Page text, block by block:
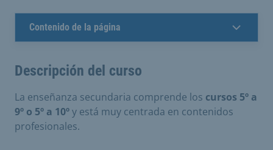
Contenido de la página
Descripción del curso
La enseñanza secundaria comprende los cursos 5º a
9º o 5º a 10ºy está muy centrada en contenidos
profesionales.